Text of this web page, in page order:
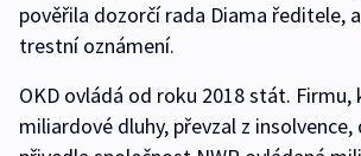
pověřila dozorčí rada Diama ředitele,
trestní oznámení.
OKD ovládá od roku 2018 stát.
miliardové dluhy, převzal z